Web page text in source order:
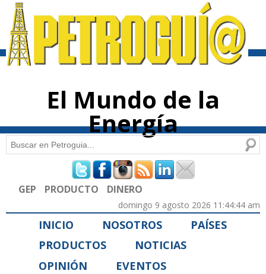
contenido
El Mundo de la
Energía
Formulario de búsqueda
Buscar
GEP PRODUCTO DINERO
domingo 9 agosto 2026 11:44:44 am
INICIO NOSOTROS
PAÍSES
PRODUCTOS
NOTICIAS
OPINIÓN
EVENTOS